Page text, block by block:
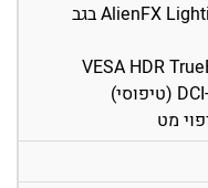
• תאורת AlienFX Lighting בגב
מט